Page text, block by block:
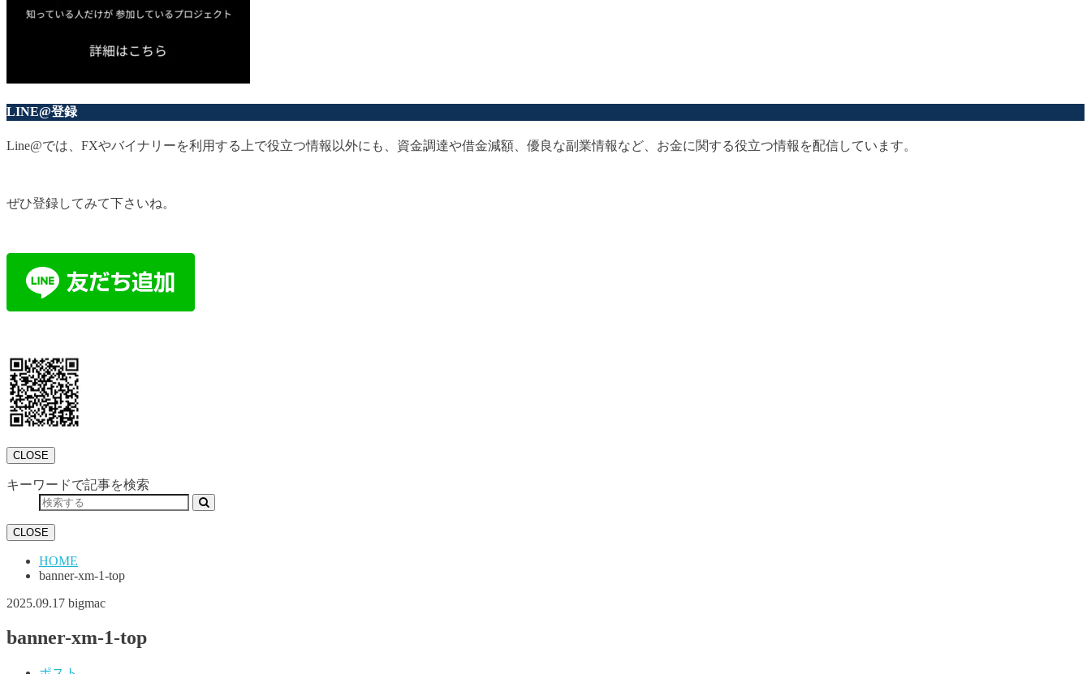
LINE@登録
Line@では、FXやバイナリーを利用する上で役立つ情報以外にも、資金調達や借金減額、優良な副業情報など、お金に関する役立つ情報を配信しています。
ぜひ登録してみて下さいね。
CLOSE
キーワードで記事を検索
CLOSE
HOME
banner-xm-1-top
2025.09.17 bigmac
banner-xm-1-top